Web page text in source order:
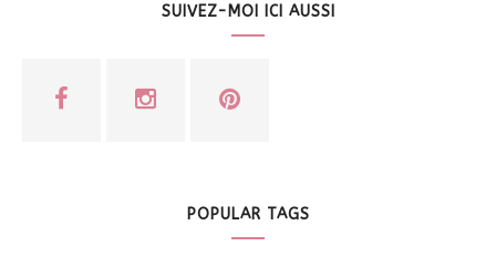
SUIVEZ-MOI ICI AUSSI
POPULAR TAGS